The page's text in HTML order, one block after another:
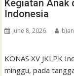
Kegiatan Anak
Indonesia
June 8, 2026 bian
KONAS XV JKLPK
minggu, pada